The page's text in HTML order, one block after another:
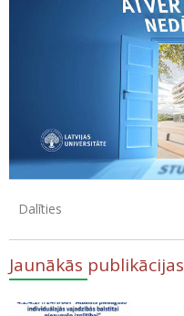
Dalīties
Jaunākās publikācijas